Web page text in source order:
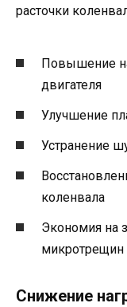
расточки
Повышение
двигателя
Улучшение
Устранение
коленвала
Экономия на
микротрещин
Снижение